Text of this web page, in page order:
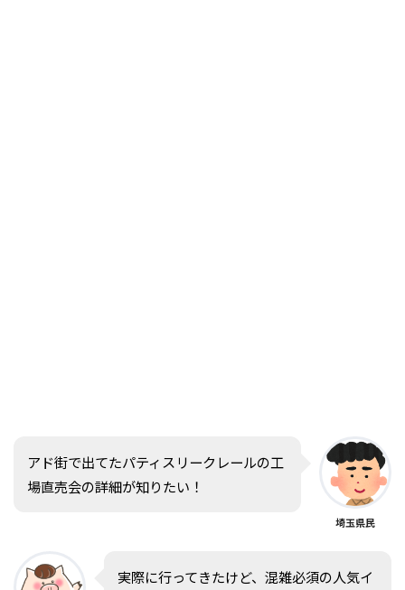
アド街で出てたパティスリークレールの工
場直売会の詳細が知りたい！
埼玉県民
実際に行ってきたけど、混雑必須の人気イ